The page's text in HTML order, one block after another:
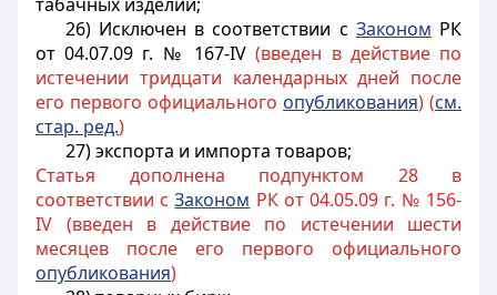
26) Исключен в соответствии с Законом РК
от 04.07.09 г. № 167-IV(введен в действие по
истечении тридцати календарных дней после
его первого официального опубликования) (см.
стар. ред.)
27) экспорта и импорта товаров;
Статья дополнена подпунктом 28 в
соответствии сЗаконом РК от 04.05.09 г. № 156-
IV (введен в действие по истечении шести
месяцев после его первого официального
опубликования)